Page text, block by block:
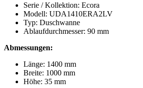
Serie / Kollektion: Ecora
Modell: UDA1410ERA2LV
Typ: Duschwanne
Ablaufdurchmesser: 90 mm
Abmessungen:
Länge: 1400 mm
Breite: 1000 mm
Höhe: 35 mm